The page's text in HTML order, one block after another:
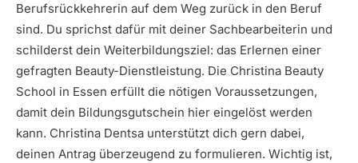
Berufsrückkehrerin auf dem Weg zurück in den Beruf
sind. Du sprichst dafür mit deiner Sachbearbeiterin und
schilderst dein Weiterbildungsziel: das Erlernen einer
gefragten Beauty-Dienstleistung. Die Christina Beauty
School in Essen erfüllt die nötigen Voraussetzungen,
damit dein Bildungsgutschein hier eingelöst werden
kann. Christina Dentsa unterstützt dich gern dabei,
deinen Antrag überzeugend zu formulieren. Wichtig ist,